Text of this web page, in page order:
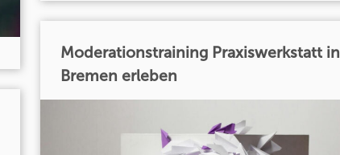
Moderationstraining Praxiswerkstatt in
Bremen erleben